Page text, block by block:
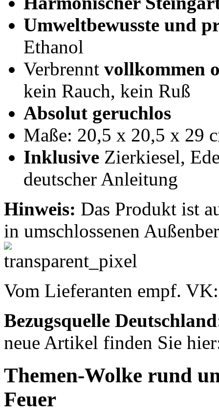
Umweltbewusste und
Ethanol
Verbrennt vollkommen
kein Rauch, kein Ruß
Absolut geruchlos
Maße: 20,5 x 20,5 x 29
Inklusive Zierkiesel,
deutscher Anleitung
Hinweis: Das Produkt ist
in umschlossenen
Vom Lieferanten empf.
Bezugsquelle Deutschland
neue Artikel finden Sie
Themen-Wolke rund
Feuer